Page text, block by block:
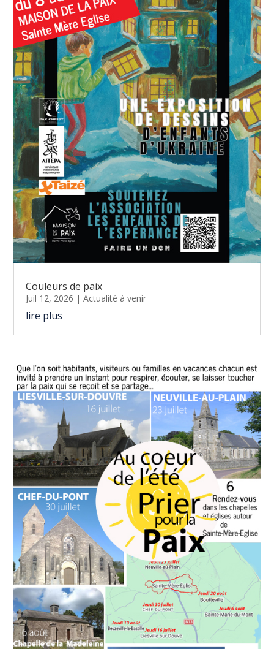
Couleurs de paix
Juil 12, 2026 |Actualité à venir
lire plus